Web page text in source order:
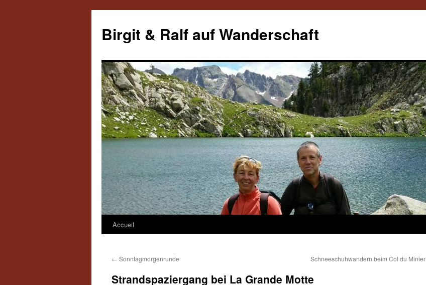
contenu
Birgit & Ralf auf Wanderschaft
Accueil
← Sonntagmorgenrunde Schneeschuhwandern beim Col du Minier
Strandspaziergang bei La Grande Motte